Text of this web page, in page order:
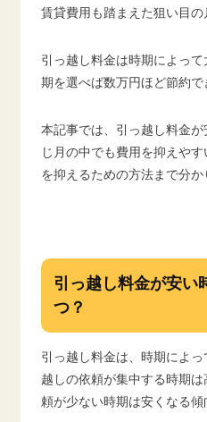
賃貸費用も踏まえた狙い目の
引っ越し料金は時期によっ
期を選べば数万円ほど節約で
本記事では、引っ越し料金
じ月の中でも費用を抑えや
を抑えるための方法まで分か
引っ越し料金が安い
つ？
引っ越し料金は、時期によ
越しの依頼が集中する時期
頼が少ない時期は安くなる傾